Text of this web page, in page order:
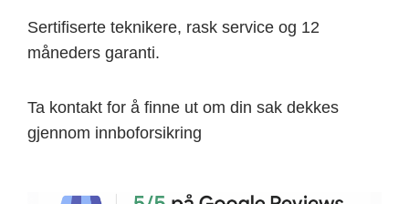
Sertifiserte teknikere, rask service og 12
måneders garanti.
Ta kontakt for å finne ut om din sak dekkes
gjennom innboforsikring